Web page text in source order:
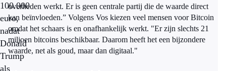
100.000
euro,
nadat
Donald
Trump
als
overheden werkt. Er is geen centrale partij die de waarde direct
kan beïnvloeden.” Volgens Vos kiezen veel mensen voor Bitcoin
omdat het schaars is en onafhankelijk werkt. "Er zijn slechts 21
miljoen bitcoins beschikbaar. Daarom heeft het een bijzondere
waarde, net als goud, maar dan digitaal."